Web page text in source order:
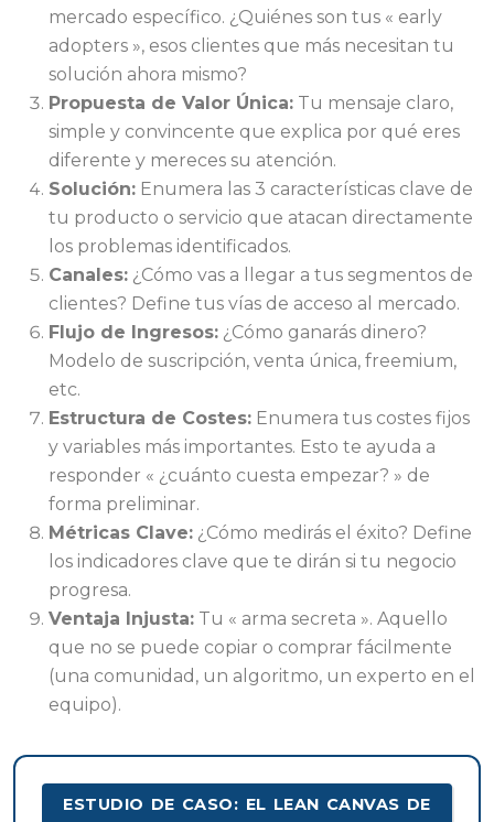
mercado específico. ¿Quiénes son tus « early
adopters », esos clientes que más necesitan tu
solución ahora mismo?
Propuesta de Valor Única: Tu mensaje claro,
simple y convincente que explica por qué eres
diferente y mereces su atención.
Solución: Enumera las 3 características clave de
tu producto o servicio que atacan directamente
los problemas identificados.
Canales: ¿Cómo vas a llegar a tus segmentos de
clientes? Define tus vías de acceso al mercado.
Flujo de Ingresos: ¿Cómo ganarás dinero?
Modelo de suscripción, venta única, freemium,
etc.
Estructura de Costes: Enumera tus costes fijos
y variables más importantes. Esto te ayuda a
responder « ¿cuánto cuesta empezar? » de
forma preliminar.
Métricas Clave: ¿Cómo medirás el éxito? Define
los indicadores clave que te dirán si tu negocio
progresa.
Ventaja Injusta: Tu « arma secreta ». Aquello
que no se puede copiar o comprar fácilmente
(una comunidad, un algoritmo, un experto en el
equipo).
ESTUDIO DE CASO: EL LEAN CANVAS DE